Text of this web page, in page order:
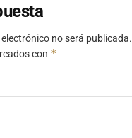
no será publicada.
con *